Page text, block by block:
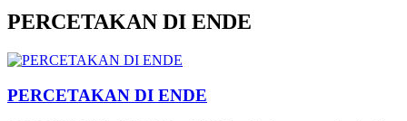
PERCETAKAN DI ENDE
PERCETAKAN DI ENDE